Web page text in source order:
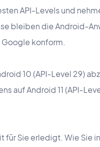
API-Levels und
bleiben die Android-
konform.
10 (API-Level 29)
auf Android 11 (API-
für Sie erledigt. Wie Sie